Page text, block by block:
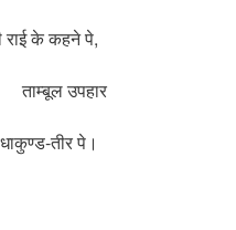
के कहने पे,
उपहार
तीर पे।